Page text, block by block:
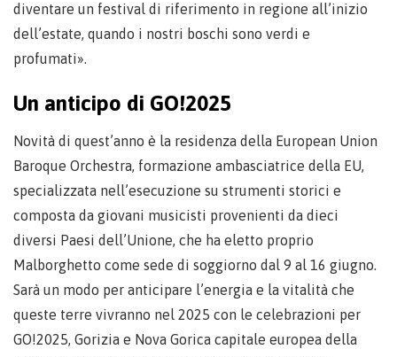
diventare un festival di riferimento in regione all’inizio
dell’estate, quando i nostri boschi sono verdi e
profumati».
Un anticipo di GO!2025
Novità di quest’anno è la residenza della European Union
Baroque Orchestra, formazione ambasciatrice della EU,
specializzata nell’esecuzione su strumenti storici e
composta da giovani musicisti provenienti da dieci
diversi Paesi dell’Unione, che ha eletto proprio
Malborghetto come sede di soggiorno dal 9 al 16 giugno.
Sarà un modo per anticipare l’energia e la vitalità che
queste terre vivranno nel 2025 con le celebrazioni per
GO!2025, Gorizia e Nova Gorica capitale europea della